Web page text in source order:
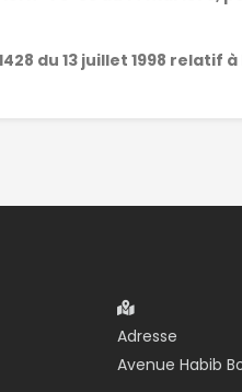
du 13 juillet 1998
Adresse
Avenue Habib